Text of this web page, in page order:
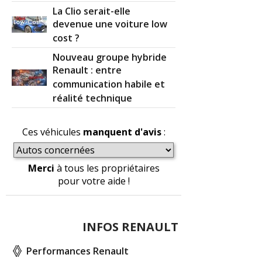
La Clio serait-elle
devenue une voiture low
cost ?
Nouveau groupe hybride
Renault : entre
communication habile et
réalité technique
Ces véhicules manquent d'avis:
Merci à tous les propriétaires
pour votre aide !
INFOS RENAULT
Performances Renault